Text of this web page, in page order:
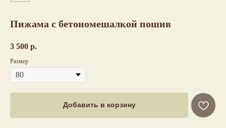
Пижама с бетономешалкой пошив
3 500 р.
Размер
Добавить в корзину